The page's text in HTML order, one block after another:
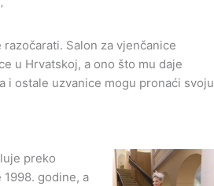
Salon za vjenčanice
u Hrvatskoj, a ono što mu daje
i ostale uzvanice mogu pronaći svoju
preko
godine, a